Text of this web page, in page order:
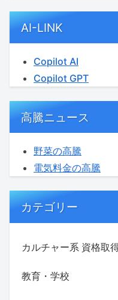
AI-LINK
Copilot AI
Copilot GPT
高騰ニュース
野菜の高騰
電気料金の高騰
カテゴリー
カルチャー系 資格取
教育・学校